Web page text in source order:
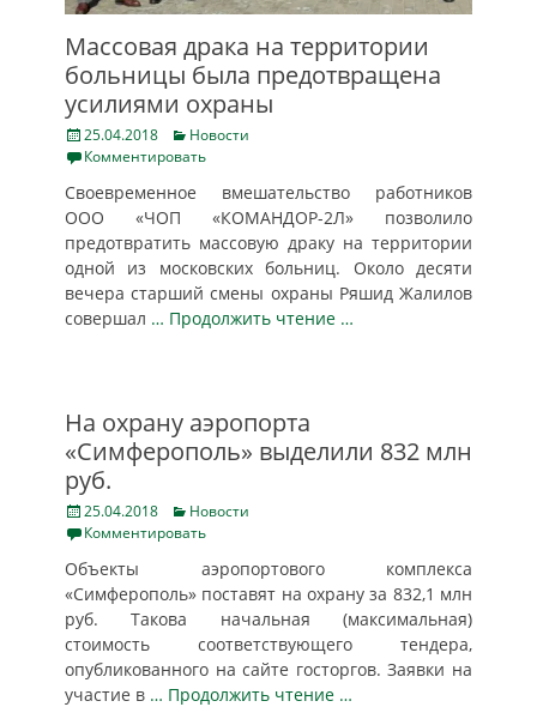
Массовая драка на территории
больницы была предотвращена
усилиями охраны
Posted
on
25.04.2018 Categories
Новости
Комментировать
Своевременное вмешательство работников
ООО «ЧОП «КОМАНДОР-2Л» позволило
предотвратить массовую драку на территории
одной из московских больниц. Около десяти
вечера старший смены охраны Ряшид Жалилов
совершал … Продолжить чтение …
На охрану аэропорта
«Симферополь» выделили 832 млн
руб.
Posted
on
25.04.2018 Categories
Новости
Комментировать
Объекты аэропортового комплекса
«Симферополь» поставят на охрану за 832,1 млн
руб. Такова начальная (максимальная)
стоимость соответствующего тендера,
опубликованного на сайте госторгов. Заявки на
участие в … Продолжить чтение …